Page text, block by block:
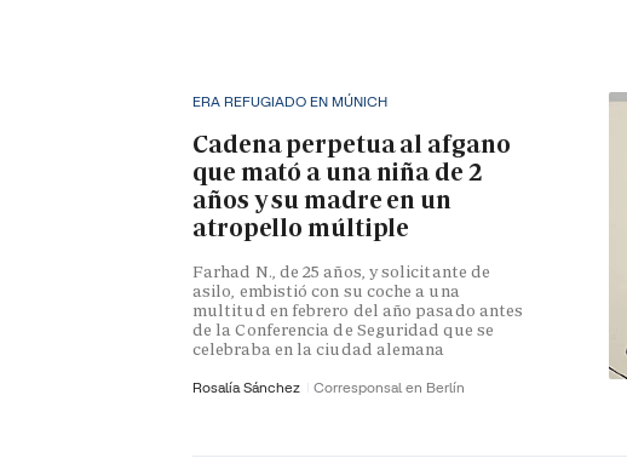
ERA REFUGIADO EN MÚNICH
Cadena perpetua al afgano
que mató a una niña de 2
años y su madre en un
atropello múltiple
Farhad N., de 25 años, y solicitante de
asilo, embistió con su coche a una
multitud en febrero del año pasado antes
de la Conferencia de Seguridad que se
celebraba en la ciudad alemana
Rosalía Sánchez Corresponsal en Berlín